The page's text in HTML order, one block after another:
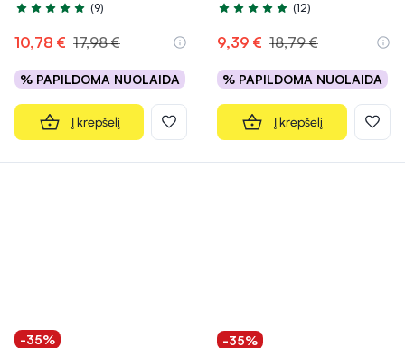
Įvertinimas 4.8 iš 5
(9)
10,78 € 17,98 €
% PAPILDOMA NUOLAIDA
Į krepšelį
Įvertinimas 4.9 iš 5
(12)
9,39 € 18,79 €
% PAPILDOMA NUOLAIDA
Į krepšelį
-35% -35%